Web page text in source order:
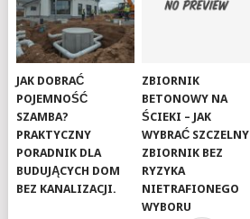
JAK DOBRAĆ
POJEMNOŚĆ
SZAMBA?
PRAKTYCZNY
PORADNIK DLA
BUDUJĄCYCH DOM
BEZ KANALIZACJI.
ZBIORNIK
BETONOWY NA
ŚCIEKI – JAK
WYBRAĆ SZCZELNY
ZBIORNIK BEZ
RYZYKA
NIETRAFIONEGO
WYBORU